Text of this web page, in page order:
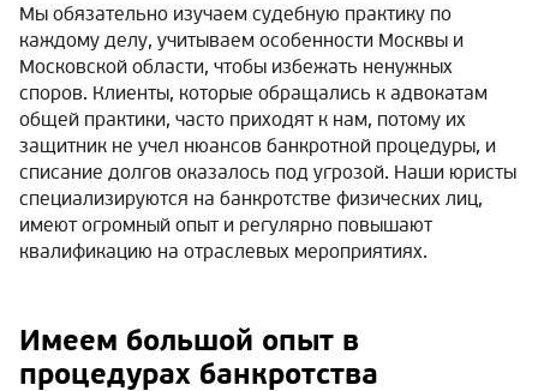
Мы обязательно изучаем судебную практику по
каждому делу, учитываем особенности Москвы и
Московской области, чтобы избежать ненужных
споров. Клиенты, которые обращались к адвокатам
общей практики, часто приходят к нам, потому их
защитник не учел нюансов банкротной процедуры, и
списание долгов оказалось под угрозой. Наши юристы
специализируются на банкротстве физических лиц,
имеют огромный опыт и регулярно повышают
квалификацию на отраслевых мероприятиях.
Имеем большой опыт в
процедурах банкротства